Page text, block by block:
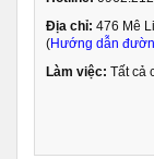
Địa chỉ: 476 Mê
(Hướng dẫn
Làm việc: Tất cả